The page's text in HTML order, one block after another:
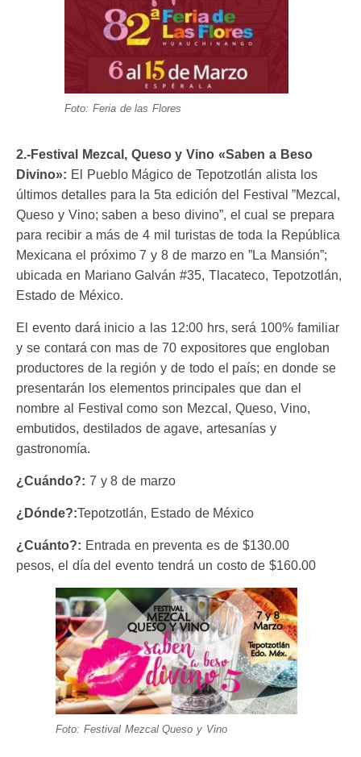
Foto: Feria de las Flores
2.-Festival Mezcal, Queso y Vino «Saben a Beso
Divino»: El Pueblo Mágico de Tepotzotlán alista los
últimos detalles para la 5ta edición del Festival ”Mezcal,
Queso y Vino; saben a beso divino”, el cual se prepara
para recibir a más de 4 mil turistas de toda la República
Mexicana el próximo 7 y 8 de marzo en ”La Mansión”;
ubicada en Mariano Galván #35, Tlacateco, Tepotzotlán,
Estado de México.
El evento dará inicio a las 12:00 hrs, será 100% familiar
y se contará con mas de 70 expositores que engloban
productores de la región y de todo el país; en donde se
presentarán los elementos principales que dan el
nombre al Festival como son Mezcal, Queso, Vino,
embutidos, destilados de agave, artesanías y
gastronomía.
¿Cuándo?: 7 y 8 de marzo
¿Dónde?:Tepotzotlán, Estado de México
¿Cuánto?: Entrada en preventa es de $130.00
pesos, el día del evento tendrá un costo de $160.00
Foto: Festival Mezcal Queso y Vino